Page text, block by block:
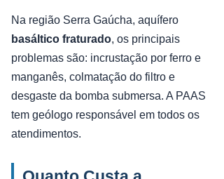
Na região Serra Gaúcha, aquífero
basáltico fraturado, os principais
problemas são: incrustação por ferro e
manganês, colmatação do filtro e
desgaste da bomba submersa. A PAAS
tem geólogo responsável em todos os
atendimentos.